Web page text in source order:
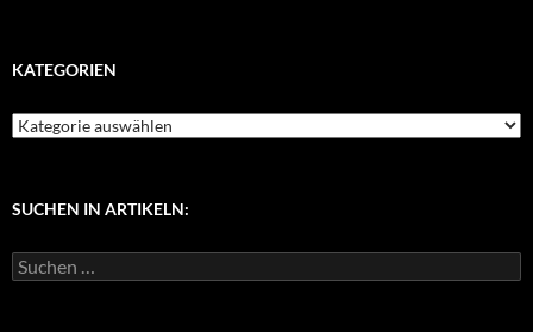
KATEGORIEN
K
g
r
SUCHEN IN ARTIKELN:
S
u